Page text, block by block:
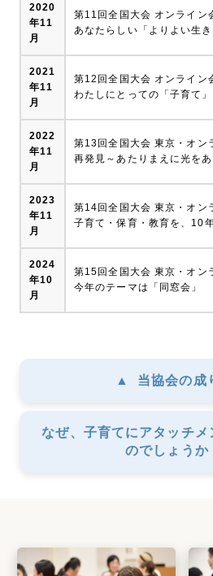
2020
年11
月
第11回全国大会 オンライン
あなたらしい「よりよい生き
2021
年11
月
第12回全国大会 オンライン
わたしにとっての「子育て
2022
年11
月
第13回全国大会 東京・オン
再発見～あたりまえに光をあ
2023
年11
月
第14回全国大会 東京・オン
子育て・保育・教育を、10
2024
年10
月
第15回全国大会 東京・オン
今年のテーマは「同窓会」
▲ 当協会の成
なぜ、子育てにアタッチメ
のでしょうか